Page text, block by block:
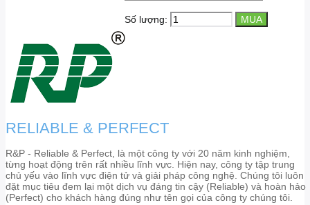
Số lượng:
RELIABLE & PERFECT
R&P - Reliable & Perfect, là một công ty với 20 năm kinh nghiệm,
từng hoạt động trên rất nhiều lĩnh vực. Hiện nay, công ty tập trung
chủ yếu vào lĩnh vực điện tử và giải pháp công nghệ. Chúng tôi luôn
đặt mục tiêu đem lại một dịch vụ đáng tin cậy (Reliable) và hoàn hảo
(Perfect) cho khách hàng đúng như tên gọi của công ty chúng tôi.